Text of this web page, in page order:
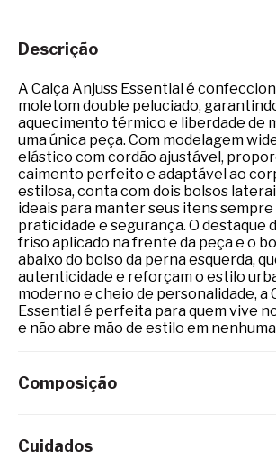
Descrição
A Calça Anjuss Essential é
moletom double peluciado,
aquecimento térmico e liberdade de
uma única peça. Com modelagem
elástico com cordão ajustável,
caimento perfeito e adaptável ao
estilosa, conta com dois bolsos
ideais para manter seus itens sempre
praticidade e segurança. O destaque
friso aplicado na frente da peça e o
abaixo do bolso da perna esquerda,
autenticidade e reforçam o estilo
moderno e cheio de personalidade, a
Essential é perfeita para quem vive
e não abre mão de estilo em
Composição
Cuidados